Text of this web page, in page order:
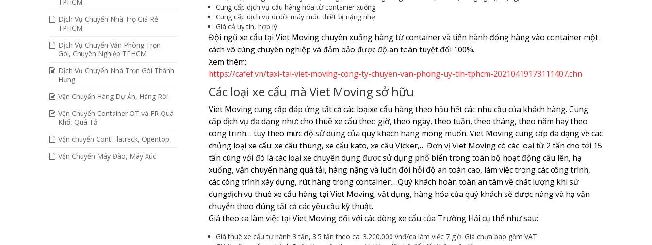
TPHCM
Dịch Vụ Chuyển Nhà Trọ Giá Rẻ
TPHCM
Dịch Vụ Chuyển Văn Phòng Trọn
Gói, Chuyên Nghiệp TPHCM
Dịch Vụ Chuyển Nhà Trọn Gói Thành
Hưng
Vận Chuyển Hàng Dự Án, Hàng Rời
Vận Chuyển Container OT và FR Quá
Khổ, Quá Tải
Vận chuyển Cont Flatrack, Opentop
Vận Chuyển Máy Đào, Máy Xúc
Cung cấp dịch vụ cẩu hàng hóa từ container xuống
Cung cấp dịch vụ di dời máy móc thiết bị nặng nhẹ
Giá cả uy tín, hợp lý
Đội ngũ xe cẩu tại Viet Moving chuyên xuống hàng từ container và tiến hành đóng hàng vào container một
cách vô cùng chuyên nghiệp và đảm bảo được độ an toàn tuyệt đối 100%.
Xem thêm:
https://cafef.vn/taxi-tai-viet-moving-cong-ty-chuyen-van-phong-uy-tin-tphcm-20210419173111407.chn
Các loại xe cẩu mà Viet Moving sở hữu
Viet Moving cung cấp đáp ứng tất cả các loạixe cẩu hàng theo hầu hết các nhu cầu của khách hàng. Cung
cấp dịch vụ đa dạng như: cho thuê xe cẩu theo giờ, theo ngày, theo tuần, theo tháng, theo năm hay theo
công trình… tùy theo mức độ sử dụng của quý khách hàng mong muốn. Viet Moving cung cấp đa dạng về các
chủng loại xe cẩu: xe cẩu thùng, xe cẩu kato, xe cẩu Vicker,… Đơn vị Viet Moving có các loại từ 2 tấn cho tới 15
tấn cùng với đó là các loại xe chuyên dụng được sử dụng phổ biến trong toàn bộ hoạt động cẩu lên, hạ
xuống, vận chuyển hàng quá tải, hàng nặng và luôn đòi hỏi độ an toàn cao, làm việc trong các công trình,
các công trình xây dựng, rút hàng trong container,…Quý khách hoàn toàn an tâm về chất lượng khi sử
dụngdịch vụ thuê xe cẩu hàng tại Viet Moving, vật dụng, hàng hóa của quý khách sẽ được nâng và hạ vận
chuyển theo đúng tất cả các yêu cầu kỹ thuật.
Giá theo ca làm việc tại Viet Moving đối với các dòng xe cẩu của Trường Hải cụ thể như sau:
Giá thuê xe cẩu tự hành 3 tấn, 3.5 tấn theo ca: 3.200.000 vnđ/ca làm việc 7 giờ. Giá chưa bao gồm VAT